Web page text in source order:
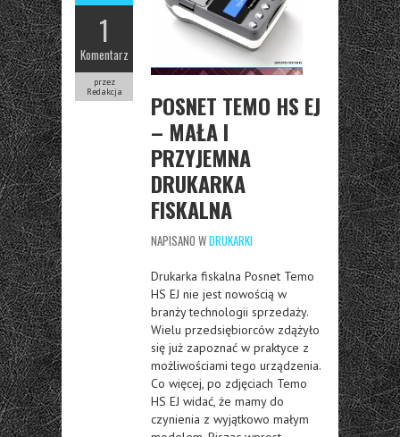
1
Komentarz
przez
Redakcja
POSNET TEMO HS EJ
– MAŁA I
PRZYJEMNA
DRUKARKA
FISKALNA
NAPISANO WDRUKARKI
Drukarka fiskalna Posnet Temo
HS EJ nie jest nowością w
branży technologii sprzedaży.
Wielu przedsiębiorców zdążyło
się już zapoznać w praktyce z
możliwościami tego urządzenia.
Co więcej, po zdjęciach Temo
HS EJ widać, że mamy do
czynienia z wyjątkowo małym